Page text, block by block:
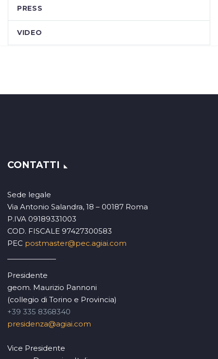
PRESS
VIDEO
CONTATTI
Sede legale
Via Antonio Salandra, 18 – 00187 Roma
P.IVA 09189331003
COD. FISCALE 97427300583
PEC postmaster@pec.agiai.com
Presidente
geom. Maurizio Pannoni
(collegio di Torino e Provincia)
+39 335 8368340
presidenza@agiai.com
Vice Presidente